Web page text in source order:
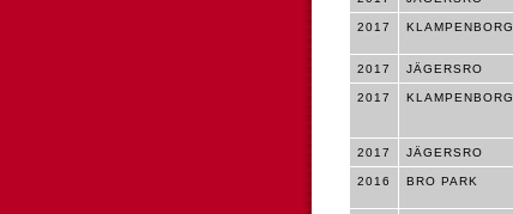
2017 KLAMPENBORG
2017 JÄGERSRO
2017 KLAMPENBORG
2017 JÄGERSRO
2016 BRO PARK